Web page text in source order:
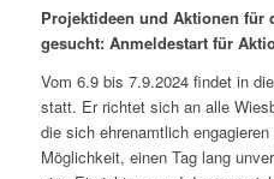
Projektideen und Aktionen für
gesucht: Anmeldestart für
Vom 6.9 bis 7.9.2024 findet in
statt. Er richtet sich an alle
die sich ehrenamtlich
Möglichkeit, einen Tag lang